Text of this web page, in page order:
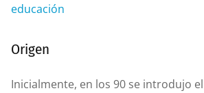
educación
Origen
Inicialmente, en los 90 se introdujo